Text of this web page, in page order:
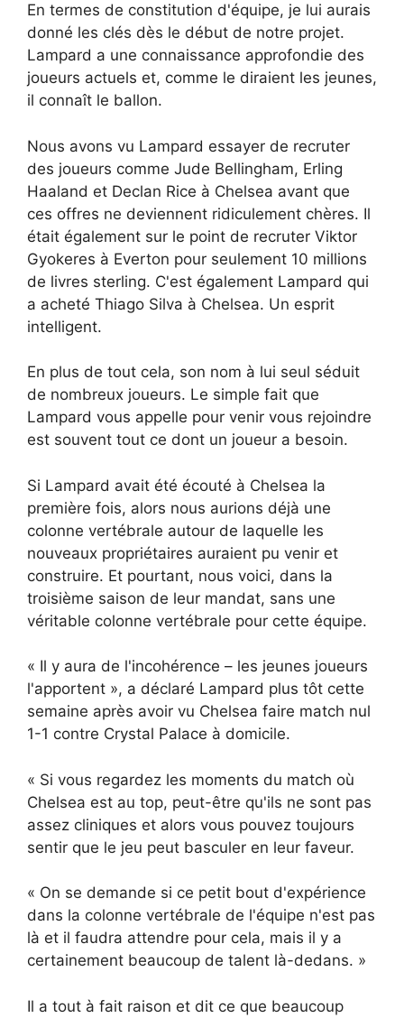
En termes de constitution d'équipe, je lui aurais
donné les clés dès le début de notre projet.
Lampard a une connaissance approfondie des
joueurs actuels et, comme le diraient les jeunes,
il connaît le ballon.
Nous avons vu Lampard essayer de recruter
des joueurs comme Jude Bellingham, Erling
Haaland et Declan Rice à Chelsea avant que
ces offres ne deviennent ridiculement chères. Il
était également sur le point de recruter Viktor
Gyokeres à Everton pour seulement 10 millions
de livres sterling. C'est également Lampard qui
a acheté Thiago Silva à Chelsea. Un esprit
intelligent.
En plus de tout cela, son nom à lui seul séduit
de nombreux joueurs. Le simple fait que
Lampard vous appelle pour venir vous rejoindre
est souvent tout ce dont un joueur a besoin.
Si Lampard avait été écouté à Chelsea la
première fois, alors nous aurions déjà une
colonne vertébrale autour de laquelle les
nouveaux propriétaires auraient pu venir et
construire. Et pourtant, nous voici, dans la
troisième saison de leur mandat, sans une
véritable colonne vertébrale pour cette équipe.
« Il y aura de l'incohérence – les jeunes joueurs
l'apportent », a déclaré Lampard plus tôt cette
semaine après avoir vu Chelsea faire match nul
1-1 contre Crystal Palace à domicile.
« Si vous regardez les moments du match où
Chelsea est au top, peut-être qu'ils ne sont pas
assez cliniques et alors vous pouvez toujours
sentir que le jeu peut basculer en leur faveur.
« On se demande si ce petit bout d'expérience
dans la colonne vertébrale de l'équipe n'est pas
là et il faudra attendre pour cela, mais il y a
certainement beaucoup de talent là-dedans. »
Il a tout à fait raison et dit ce que beaucoup